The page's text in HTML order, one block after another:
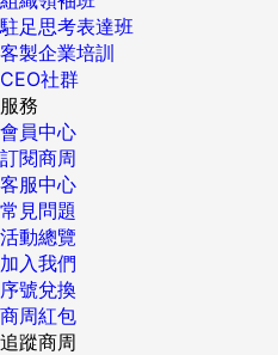
駐足思考表達班
客製企業培訓
CEO社群
服務
會員中心
訂閱商周
客服中心
常見問題
活動總覽
加入我們
序號兌換
商周紅包
追蹤商周